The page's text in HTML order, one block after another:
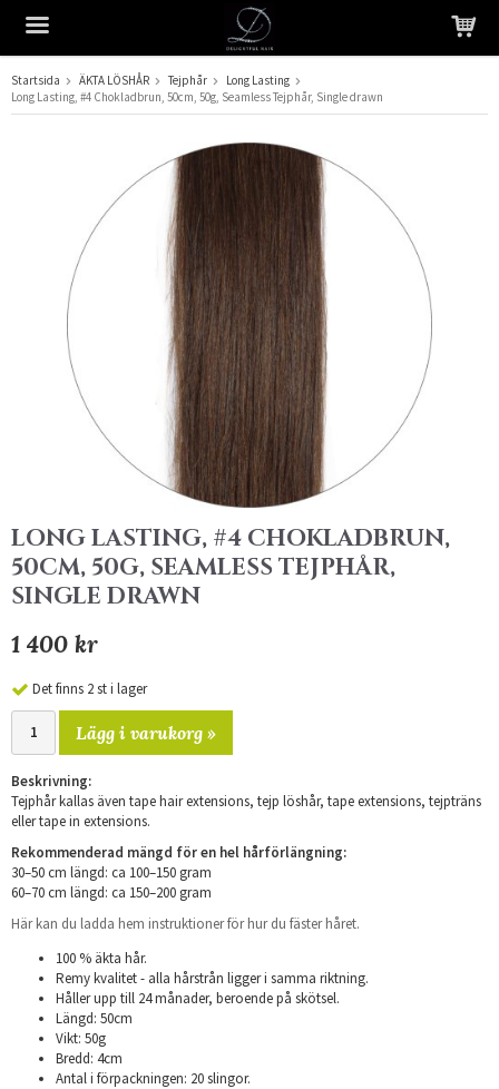
Produkten har blivit tillagd i varukorgen
Startsida ÄKTA LÖSHÅR Tejphår
Long Lasting
Long Lasting, #4 Chokladbrun, 50cm, 50g, Seamless Tejphår, Single drawn
LONG LASTING, #4 CHOKLADBRUN,
50CM, 50G, SEAMLESS TEJPHÅR,
SINGLE DRAWN
1 400 kr
Det finns 2 st i lager
Lägg i varukorg »
Beskrivning:
Tejphår kallas även tape hair extensions, tejp löshår, tape extensions, tejpträns
eller tape in extensions.
Rekommenderad mängd för en hel hårförlängning:
30–50 cm längd: ca 100–150 gram
60–70 cm längd: ca 150–200 gram
Här kan du ladda hem instruktioner för hur du fäster håret.
100 % äkta hår.
Remy kvalitet - alla hårstrån ligger i samma riktning.
Håller upp till 24 månader, beroende på skötsel.
Längd: 50cm
Vikt: 50g
Bredd: 4cm
Antal i förpackningen: 20 slingor.